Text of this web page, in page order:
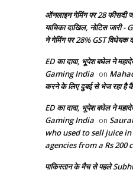
ऑनलाइन गेमिंग पर 28 फीसदी
याचिका दाखिल, नोटिस जारी
ने गेमिंग पर 28% GST विधेयक
ED का दावा, भूपेश बघेल ने
Gaming India on
करने के लिए दुबई से भेज रहा है
ED का दावा, भूपेश बघेल ने
Gaming India on
who used to sell juice
agencies from a Rs 200
पाकिस्तान के मैच से पहले